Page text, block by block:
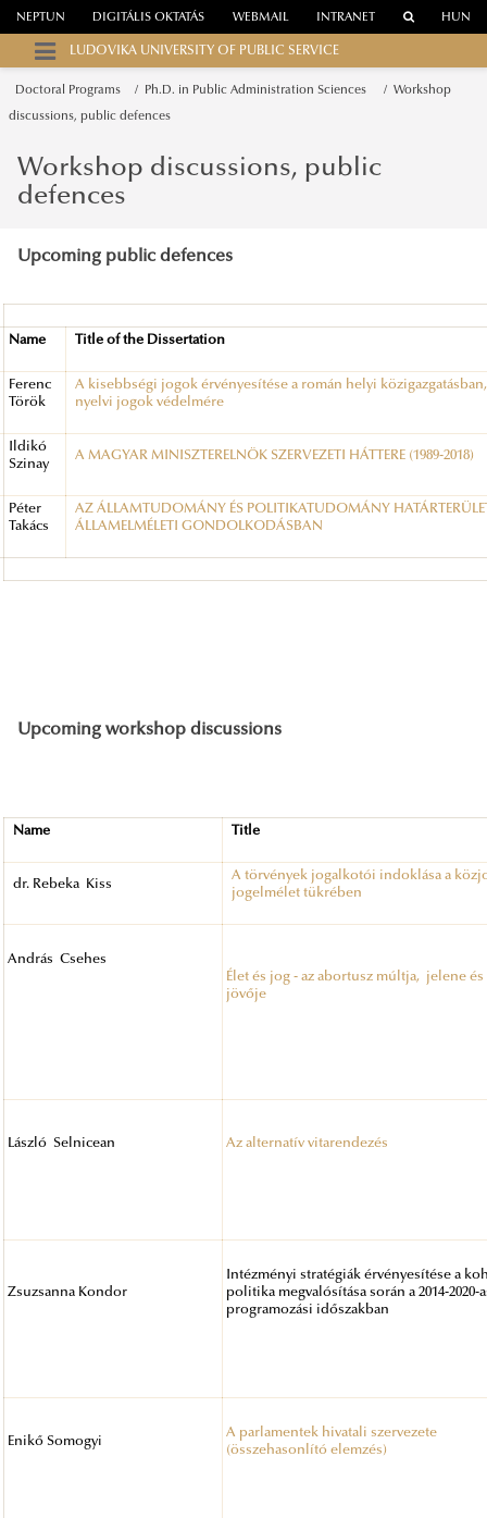
WEBMAIL
NEPTUN DIGITÁLIS OKTATÁS INTRANET HUN
LUDOVIKA UNIVERSITY OF PUBLIC SERVICE
Doctoral Programs Ph.D. in Public Administration Sciences Workshop
discussions, public defences
Workshop discussions, public
defences
Upcoming public defences
Name Title of the Dissertation
Ferenc
Török
A kisebbségi jogok érvényesítése a román helyi
nyelvi jogok védelmére
Ildikó
Szinay
A MAGYAR MINISZTERELNÖK SZERVEZETI HÁTTERE (1989-2018)
Péter
Takács
AZ ÁLLAMTUDOMÁNY ÉS POLITIKATUDOMÁNY
ÁLLAMELMÉLETI GONDOLKODÁSBAN
Upcoming workshop discussions
Name Title
dr. Rebeka Kiss
A törvények jogalkotói indoklása a
jogelmélet tükrében
András Csehes
Élet és jog - az abortusz múltja, jelene és
jövője
László Selnicean Az alternatív vitarendezés
Zsuzsanna Kondor
Intézményi stratégiák érvényesítése a
politika megvalósítása során a 2014-2020-
programozási időszakban
Enikő Somogyi
A parlamentek hivatali szervezete
(összehasonlító elemzés)